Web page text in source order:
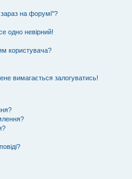
на форумі"?
одно невірний!
користувача?
вимагається залогуватись!